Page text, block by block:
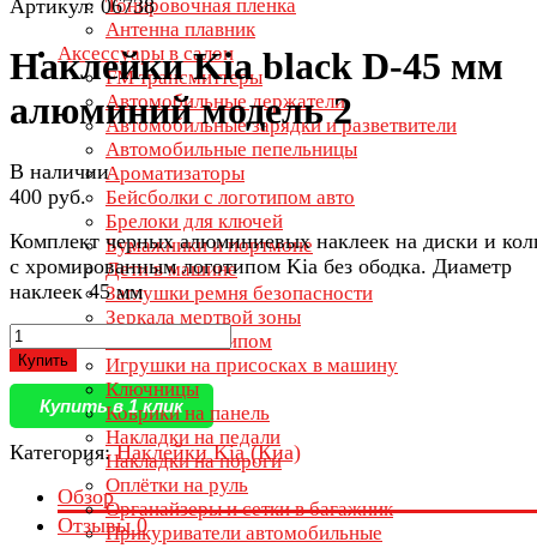
Тонировочная пленка
Антенна плавник
Аксессуары в салон
FM трансмиттеры
Автомобильные держатели
Автомобильные зарядки и разветвители
Автомобильные пепельницы
Ароматизаторы
Бейсболки с логотипом авто
Брелоки для ключей
Бумажники и портмоне
Дети в машине
Заглушки ремня безопасности
Зеркала мертвой зоны
Зонты с логотипом
Игрушки на присосках в машину
Ключницы
Коврики на панель
Накладки на педали
Накладки на пороги
Оплётки на руль
Органайзеры и сетки в багажник
Прикуриватели автомобильные
Артикул: 06738
Наклейки Kia black D-45 мм
алюминий модель 2
В наличии
400 руб.
Комплект черных алюминиевых наклеек на диски и
с хромированным логотипом Kia без ободка. Диаметр
наклеек 45 мм
Купить
Купить в 1 клик
Категория:Наклейки Kia (Киа)
Обзор
Отзывы0